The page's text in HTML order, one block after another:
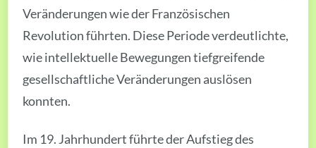
Veränderungen wie der Französischen
Revolution führten. Diese Periode verdeutlichte,
wie intellektuelle Bewegungen tiefgreifende
gesellschaftliche Veränderungen auslösen
konnten.
Im 19. Jahrhundert führte der Aufstieg des